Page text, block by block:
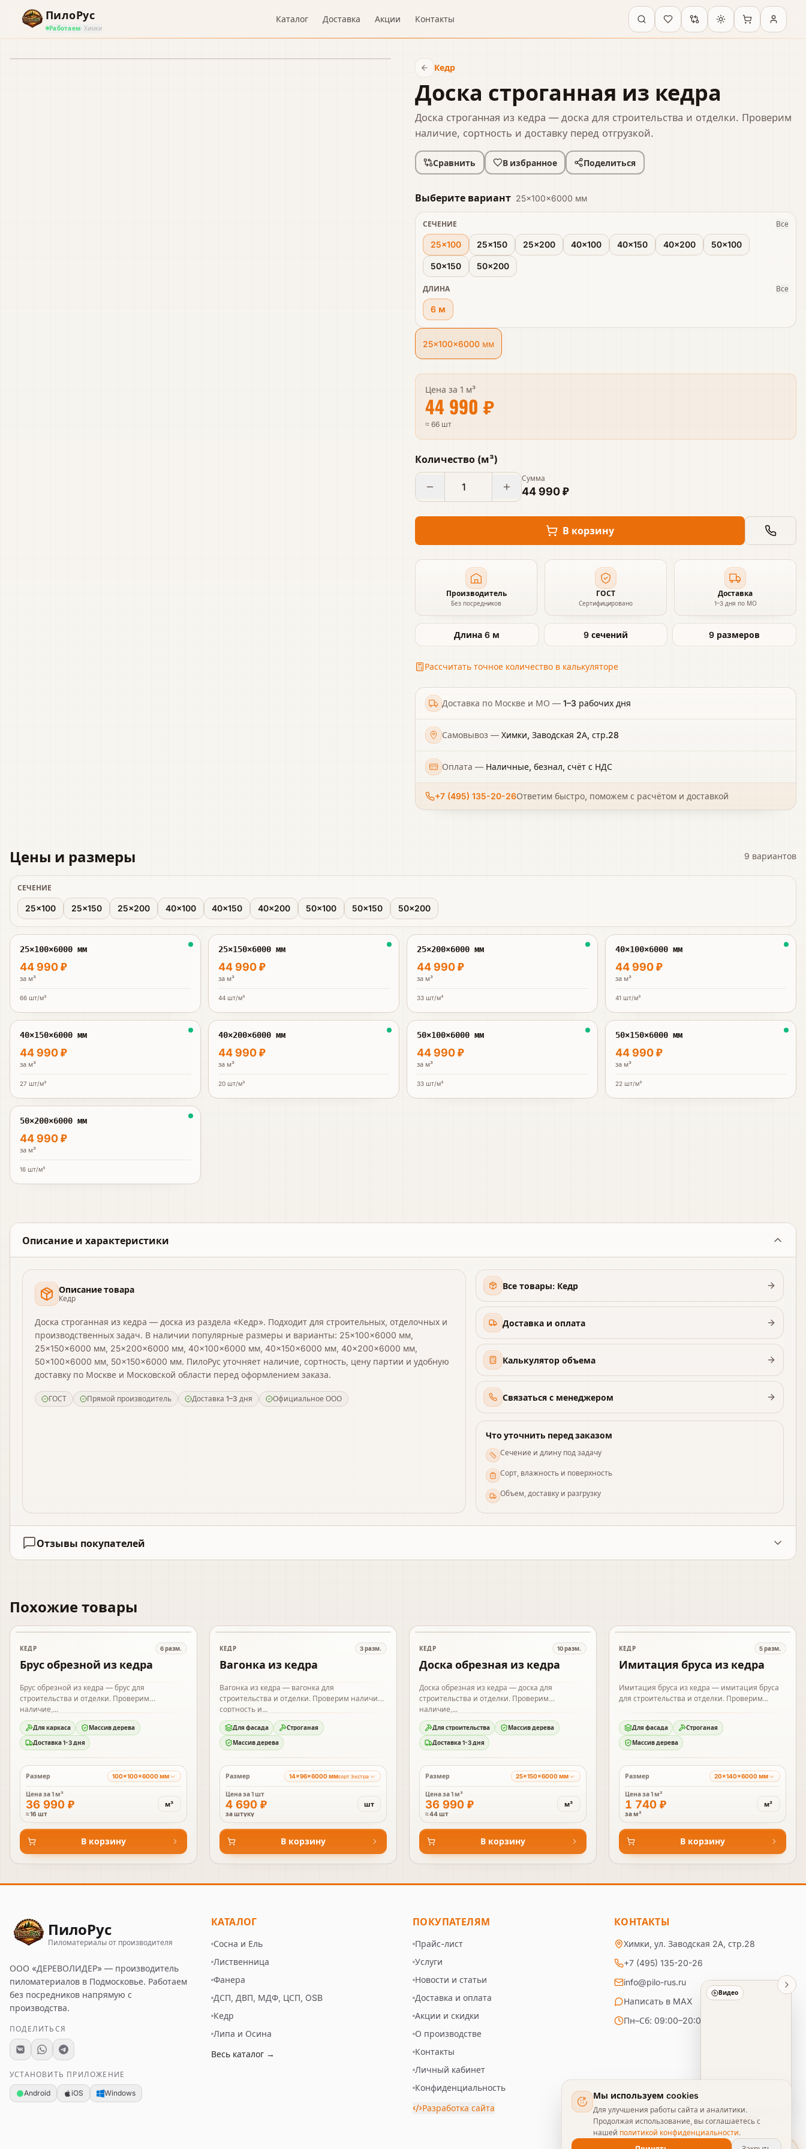
ПилоРус
Работаем· Химки
Каталог Доставка Акции Контакты
Кедр
Доска строганная из кедра
Доска строганная из кедра — доска для строительства и отделки. Проверим
наличие, сортность и доставку перед отгрузкой.
Сравнить В избранное Поделиться
Выберите вариант 25×100×6000 мм
СЕЧЕНИЕ Все
25×100 25×150 25×200 40×100 40×150 40×200 50×100
50×150 50×200
ДЛИНА Все
6 м
25×100×6000 мм
Цена за 1 м³
44 990 ₽
≈ 66 шт
Количество (м³)
Сумма
44 990 ₽
В корзину
Производитель
Без посредников
ГОСТ
Сертифицировано
Доставка
1–3 дня по МО
Длина 6 м 9 сечений 9 размеров
Рассчитать точное количество в калькуляторе
Доставка по Москве и МО — 1–3 рабочих дня
Самовывоз — Химки, Заводская 2А, стр.28
Оплата — Наличные, безнал, счёт с НДС
+7 (495) 135-20-26Ответим быстро, поможем с расчётом и доставкой
Цены и размеры 9 вариантов
СЕЧЕНИЕ
25×100 25×150 25×200 40×100 40×150 40×200 50×100 50×150 50×200
25×100×6000 мм
44 990 ₽
за м³
66 шт/м³
25×150×6000 мм
44 990 ₽
за м³
44 шт/м³
25×200×6000 мм
44 990 ₽
за м³
33 шт/м³
40×100×6000 мм
44 990 ₽
за м³
41 шт/м³
40×150×6000 мм
44 990 ₽
за м³
27 шт/м³
40×200×6000 мм
44 990 ₽
за м³
20 шт/м³
50×100×6000 мм
44 990 ₽
за м³
33 шт/м³
50×150×6000 мм
44 990 ₽
за м³
22 шт/м³
50×200×6000 мм
44 990 ₽
за м³
16 шт/м³
Описание и характеристики
Описание товара
Кедр
Доска строганная из кедра — доска из раздела «Кедр». Подходит для строительных, отделочных и
производственных задач. В наличии популярные размеры и варианты: 25×100×6000 мм,
25×150×6000 мм, 25×200×6000 мм, 40×100×6000 мм, 40×150×6000 мм, 40×200×6000 мм,
50×100×6000 мм, 50×150×6000 мм. ПилоРус уточняет наличие, сортность, цену партии и удобную
доставку по Москве и Московской области перед оформлением заказа.
ГОСТ Прямой производитель Доставка 1–3 дня Официальное ООО
Все товары: Кедр
Доставка и оплата
Калькулятор объема
Связаться с менеджером
Что уточнить перед заказом
Сечение и длину под задачу
Сорт, влажность и поверхность
Объем, доставку и разгрузку
Отзывы покупателей
Похожие товары
В наличии
КЕДР 6разм.
Брус обрезной из кедра
Брус обрезной из кедра — брус для
строительства и отделки. Проверим
наличие,...
Для каркаса Массив дерева
Доставка 1-3 дня
Размер 100×100×6000 мм
Цена за1 м³
36 990 ₽
≈ 16 шт
м³
В корзину
В наличии
КЕДР 3разм.
Вагонка из кедра
Вагонка из кедра — вагонка для
строительства и отделки. Проверим наличие,
сортность и...
Для фасада Строганая
Массив дерева
Размер 14×96×6000 ммсорт Экстра
Цена за1 шт
4 690 ₽
за штуку
шт
В корзину
В наличии
КЕДР 10разм.
Доска обрезная из кедра
Доска обрезная из кедра — доска для
строительства и отделки. Проверим
наличие,...
Для строительства Массив дерева
Доставка 1-3 дня
Размер 25×150×6000 мм
Цена за1 м³
36 990 ₽
≈ 44 шт
м³
В корзину
В наличии
КЕДР 5разм.
Имитация бруса из кедра
Имитация бруса из кедра — имитация бруса
для строительства и отделки. Проверим...
Для фасада Строганая
Массив дерева
Размер 20×140×6000 мм
Цена за1 м²
1 740 ₽
за м²
м²
В корзину
ПилоРус
Пиломатериалы от производителя
ООО «ДЕРЕВОЛИДЕР» — производитель
пиломатериалов в Подмосковье. Работаем
без посредников напрямую с
производства.
ПОДЕЛИТЬСЯ
УСТАНОВИТЬ ПРИЛОЖЕНИЕ
Android iOS Windows
КАТАЛОГ
Сосна и Ель
Лиственница
Фанера
ДСП, ДВП, МДФ, ЦСП, OSB
Кедр
Липа и Осина
Весь каталог →
ПОКУПАТЕЛЯМ
Прайс-лист
Услуги
Новости и статьи
Доставка и оплата
Акции и скидки
О производстве
Контакты
Личный кабинет
Конфиденциальность
Разработка сайта
КОНТАКТЫ
Химки, ул. Заводская 2А, стр.28
+7 (495) 135-20-26
info@pilo-rus.ru
Написать в MAX
Пн–Сб: 09:00–20:00, Вс: 09:00–18:00
Видео
Мы используем cookies
Для улучшения работы сайта и аналитики.
Продолжая использование, вы соглашаетесь с
нашей политикой конфиденциальности.